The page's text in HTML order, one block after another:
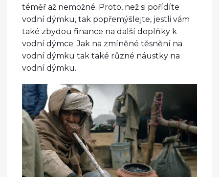
téměř až nemožné. Proto, než si pořídíte
vodní dýmku, tak popřemýšlejte, jestli vám
také zbydou finance na další doplňky k
vodní dýmce. Jak na zmíněné těsnění na
vodní dýmku tak také různé náustky na
vodní dýmku.